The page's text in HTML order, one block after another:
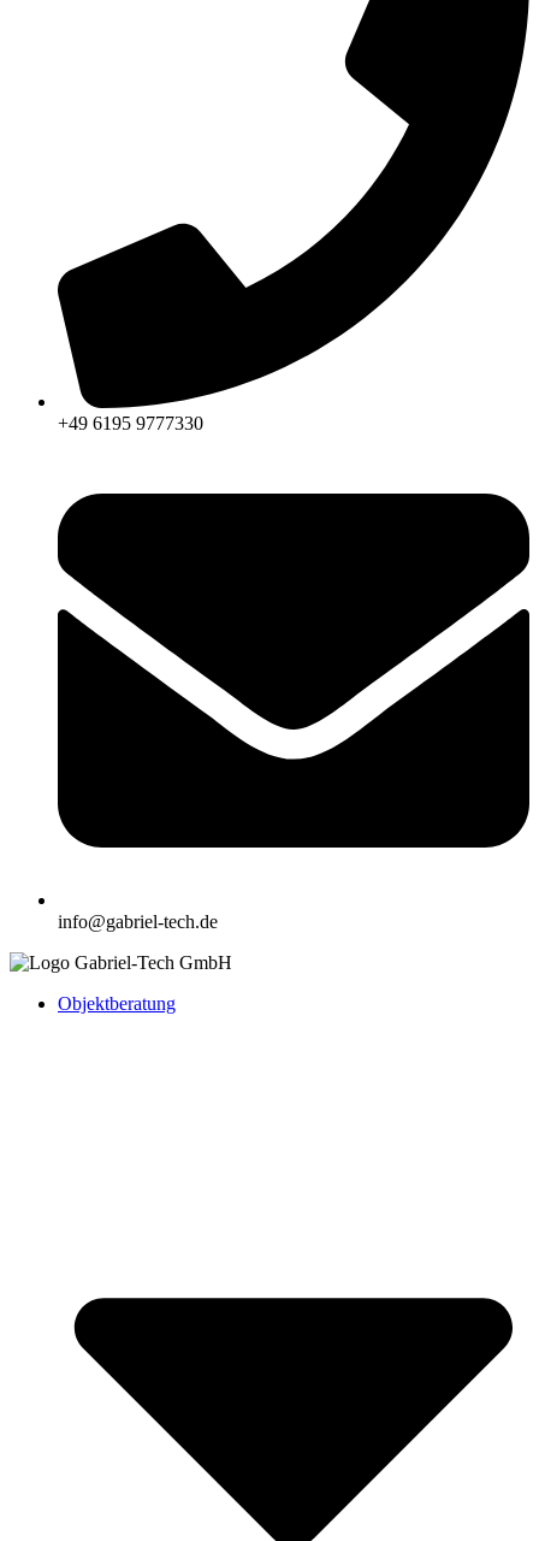
+49 6195 9777330
info@gabriel-tech.de
Objektberatung